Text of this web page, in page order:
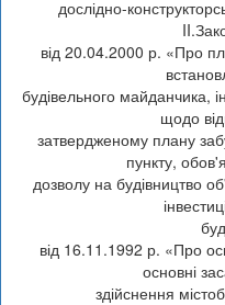
дослідно-
від 20.04.2000 р. «Про
будівельного майданчика,
щодо
затвердженому плану
пункту,
дозволу на будівництво
від 16.11.1992 р. «Про
основні
здійснення